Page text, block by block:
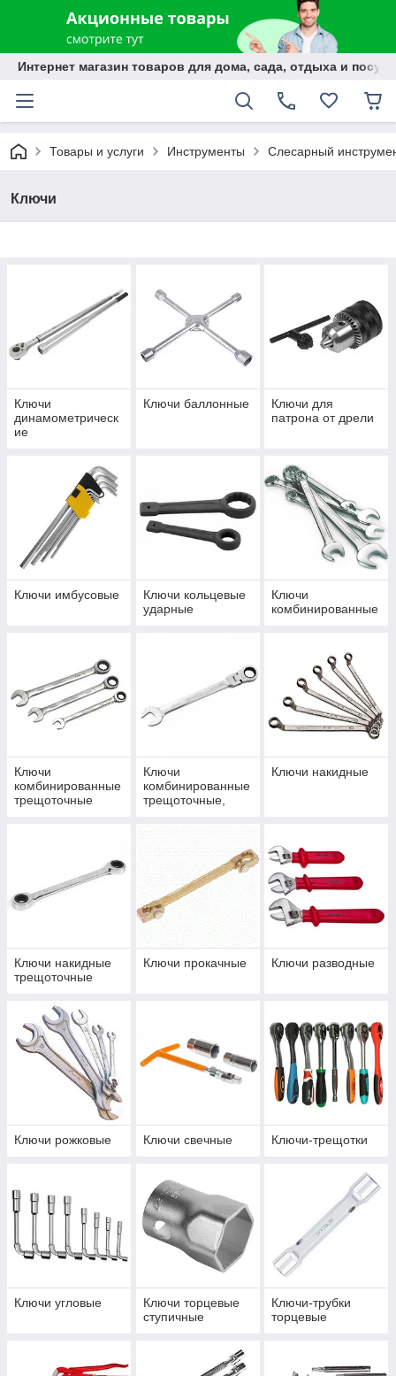
Интернет магазин товаров для дома, сада, отдыха и
Товары и услуги Инструменты Слесарный
Ключи
Ключи
динамометрическ
ие
Ключи баллонные
Ключи для
патрона от дрели
Ключи имбусовые
Ключи кольцевые
ударные
Ключи
комбинированные
Ключи
комбинированные
трещоточные
Ключи
комбинированные
трещоточные,
Ключи накидные
Ключи накидные
трещоточные
Ключи прокачные Ключи разводные
Ключи рожковые Ключи свечные Ключи-трещотки
Ключи угловые
Ключи торцевые
ступичные
Ключи-трубки
торцевые